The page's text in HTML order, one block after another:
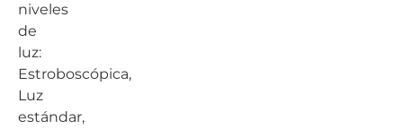
niveles
de
luz:
Estroboscópica,
Luz
estándar,